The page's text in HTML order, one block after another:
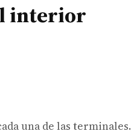
interior
una de las terminales.